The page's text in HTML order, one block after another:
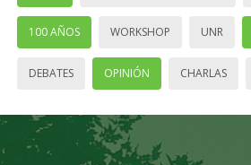
100 AÑOS WORKSHOP UNR
DEBATES OPINIÓN CHARLAS